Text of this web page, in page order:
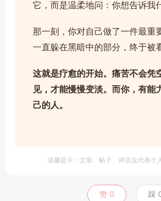
它，而是温柔地问：你想告诉我
那一刻，你对自己做了一件最重
一直躲在黑暗中的部分，终于被
这就是疗愈的开始。痛苦不会凭
见，才能慢慢变淡。而你，有能
己的人。
温馨提示：文章、帖子、评语仅代表个
赞 0 踩